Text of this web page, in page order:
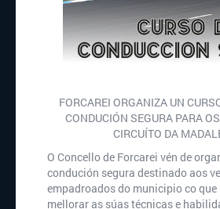
FORCAREI ORGANIZA UN
CONDUCIÓN SEGURA PARA
CIRCUÍTO DA
O Concello de Forcarei vén de
condución segura destinado aos
empadroados do municipio co que
mellorar as súas técnicas e